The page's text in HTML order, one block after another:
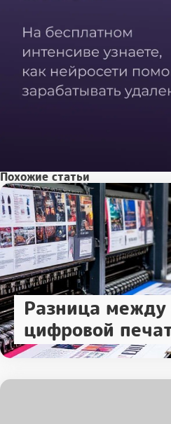
Похожие статьи
Разница
цифровой